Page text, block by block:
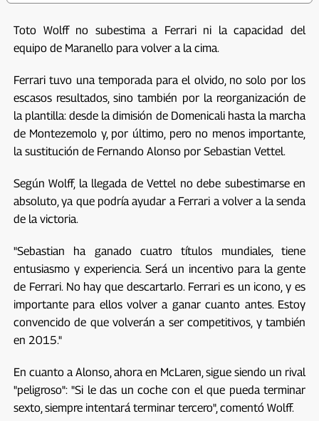
Toto Wolff no subestima a Ferrari ni la capacidad del
equipo de Maranello para volver a la cima.
Ferrari tuvo una temporada para el olvido, no solo por los
escasos resultados, sino también por la reorganización de
la plantilla: desde la dimisión de Domenicali hasta la marcha
de Montezemolo y, por último, pero no menos importante,
la sustitución de Fernando Alonso por Sebastian Vettel.
Según Wolff, la llegada de Vettel no debe subestimarse en
absoluto, ya que podría ayudar a Ferrari a volver a la senda
de la victoria.
"Sebastian ha ganado cuatro títulos mundiales, tiene
entusiasmo y experiencia. Será un incentivo para la gente
de Ferrari. No hay que descartarlo. Ferrari es un icono, y es
importante para ellos volver a ganar cuanto antes. Estoy
convencido de que volverán a ser competitivos, y también
en 2015."
En cuanto a Alonso, ahora en McLaren, sigue siendo un rival
"peligroso": "Si le das un coche con el que pueda terminar
sexto, siempre intentará terminar tercero", comentó Wolff.